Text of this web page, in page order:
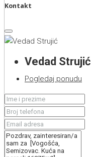
Kontakt
Vedad Strujić
Pogledaj ponudu